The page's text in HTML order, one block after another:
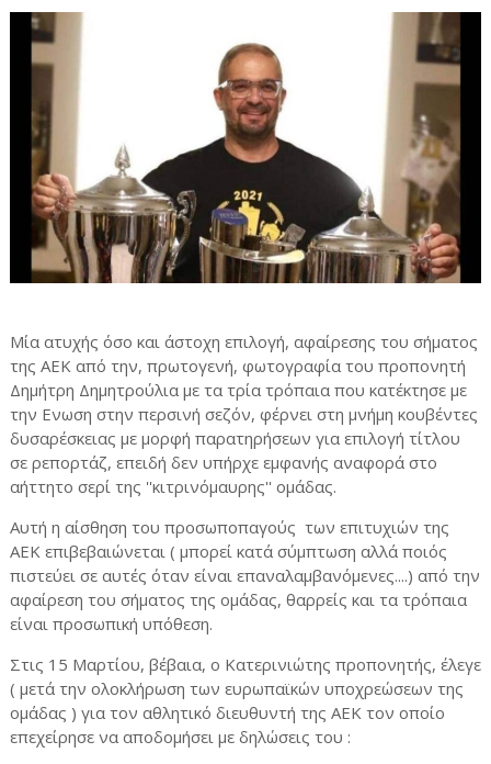
Μία ατυχής όσο και άστοχη επιλογή, αφαίρεσης του σήματος
της ΑΕΚ από την, πρωτογενή, φωτογραφία του προπονητή
Δημήτρη Δημητρούλια με τα τρία τρόπαια που κατέκτησε με
την Ενωση στην περσινή σεζόν, φέρνει στη μνήμη κουβέντες
δυσαρέσκειας με μορφή παρατηρήσεων για επιλογή τίτλου
σε ρεπορτάζ, επειδή δεν υπήρχε εμφανής αναφορά στο
αήττητο σερί της ''κιτρινόμαυρης'' ομάδας.
Αυτή η αίσθηση του προσωποπαγούς των επιτυχιών της
ΑΕΚ επιβεβαιώνεται ( μπορεί κατά σύμπτωση αλλά ποιός
πιστεύει σε αυτές όταν είναι επαναλαμβανόμενες....) από την
αφαίρεση του σήματος της ομάδας, θαρρείς και τα τρόπαια
είναι προσωπική υπόθεση.
Στις 15 Μαρτίου, βέβαια, ο Κατερινιώτης προπονητής, έλεγε
( μετά την ολοκλήρωση των ευρωπαϊκών υποχρεώσεων της
ομάδας ) για τον αθλητικό διευθυντή της ΑΕΚ τον οποίο
επεχείρησε να αποδομήσει με δηλώσεις του :